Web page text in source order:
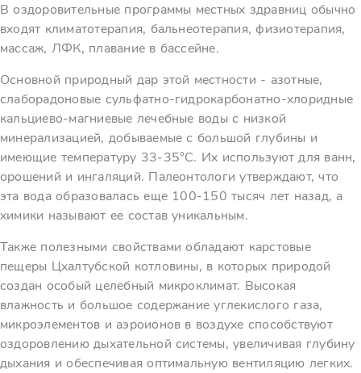
В оздоровительные программы местных здравниц обычно
входят климатотерапия, бальнеотерапия, физиотерапия,
массаж, ЛФК, плавание в бассейне.
Основной природный дар этой местности - азотные,
слаборадоновые сульфатно-гидрокарбонатно-хлоридные
кальциево-магниевые лечебные воды с низкой
минерализацией, добываемые с большой глубины и
имеющие температуру 33-35°C. Их используют для ванн,
орошений и ингаляций. Палеонтологи утверждают, что
эта вода образовалась еще 100-150 тысяч лет назад, а
химики называют ее состав уникальным.
Также полезными свойствами обладают карстовые
пещеры Цхалтубской котловины, в которых природой
создан особый целебный микроклимат. Высокая
влажность и большое содержание углекислого газа,
микроэлементов и аэроионов в воздухе способствуют
оздоровлению дыхательной системы, увеличивая глубину
дыхания и обеспечивая оптимальную вентиляцию легких.